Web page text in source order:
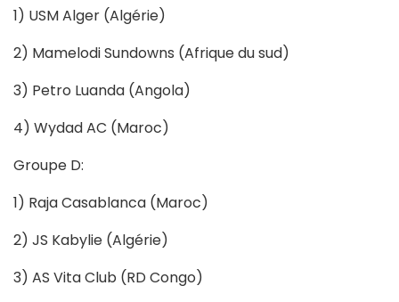
1) USM Alger (Algérie)
2) Mamelodi Sundowns (Afrique du sud)
3) Petro Luanda (Angola)
4) Wydad AC (Maroc)
Groupe D:
1) Raja Casablanca (Maroc)
2) JS Kabylie (Algérie)
3) AS Vita Club (RD Congo)